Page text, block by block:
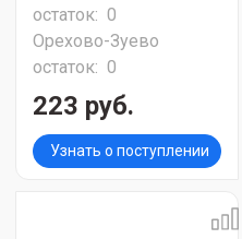
остаток: 0
Орехово-Зуево
остаток: 0
223 руб.
Узнать о поступлении